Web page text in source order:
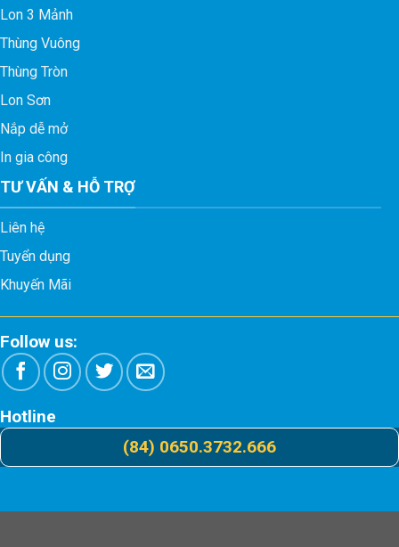
Lon 3 Mảnh
Thùng Vuông
Thùng Tròn
Lon Sơn
Nắp dễ mở
In gia công
TƯ VẤN & HỖ TRỢ
Liên hệ
Tuyển dụng
Khuyến Mãi
Follow us:
Hotline
(84) 0650.3732.666